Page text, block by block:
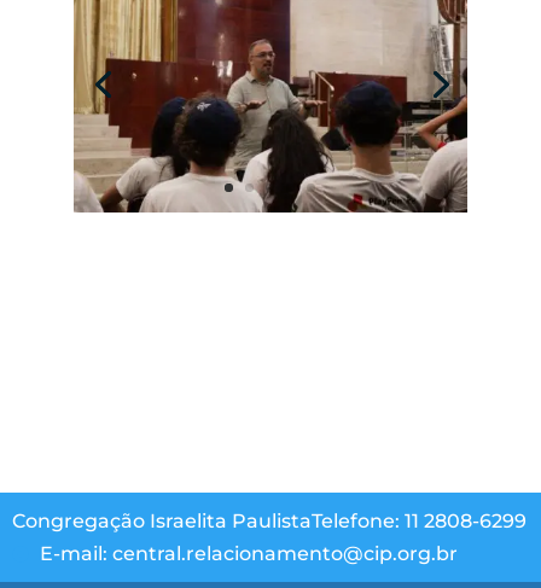
Congregação Israelita PaulistaTelefone: 11 2808-6299
E-mail: central.relacionamento@cip.org.br